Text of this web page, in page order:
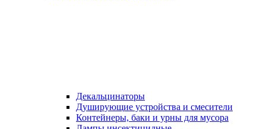
Декальцинаторы
Душирующие устройства и смесители
Контейнеры, баки и урны для мусора